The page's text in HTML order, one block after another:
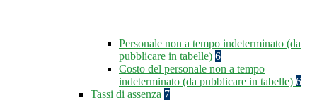
Personale non a tempo indeterminato (da
pubblicare in tabelle) 6
Costo del personale non a tempo
indeterminato (da pubblicare in tabelle) 6
Tassi di assenza 7